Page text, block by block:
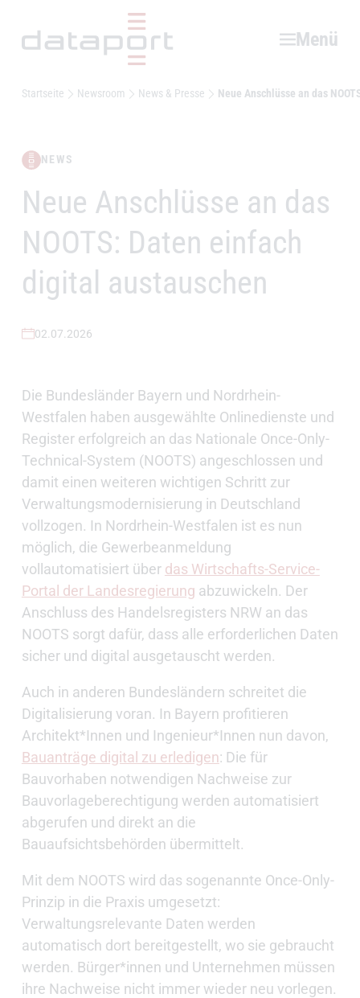
Menü
Startseite Newsroom News & Presse Neue Anschlüsse an das
NEWS
–
Neue Anschlüsse an das
NOOTS: Daten einfach
digital austauschen
02.07.2026
Die Bundesländer Bayern und Nordrhein-
Westfalen haben ausgewählte Onlinedienste und
Register erfolgreich an das Nationale Once-Only-
Technical-System (NOOTS) angeschlossen und
damit einen weiteren wichtigen Schritt zur
Verwaltungsmodernisierung in Deutschland
vollzogen. In Nordrhein-Westfalen ist es nun
möglich, die Gewerbeanmeldung
vollautomatisiert über das Wirtschafts-Service-
Portal der Landesregierung abzuwickeln. Der
Anschluss des Handelsregisters NRW an das
NOOTS sorgt dafür, dass alle erforderlichen Daten
sicher und digital ausgetauscht werden.
Auch in anderen Bundesländern schreitet die
Digitalisierung voran. In Bayern profitieren
Architekt*Innen und Ingenieur*Innen nun davon,
Bauanträge digital zu erledigen: Die für
Bauvorhaben notwendigen Nachweise zur
Bauvorlageberechtigung werden automatisiert
abgerufen und direkt an die
Bauaufsichtsbehörden übermittelt.
Mit dem NOOTS wird das sogenannte Once-Only-
Prinzip in die Praxis umgesetzt:
Verwaltungsrelevante Daten werden
automatisch dort bereitgestellt, wo sie gebraucht
werden. Bürger*innen und Unternehmen müssen
ihre Nachweise nicht immer wieder neu vorlegen.